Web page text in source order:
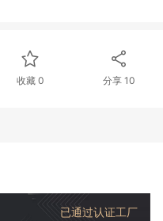
收藏 0 分享 10
已通过认证工厂